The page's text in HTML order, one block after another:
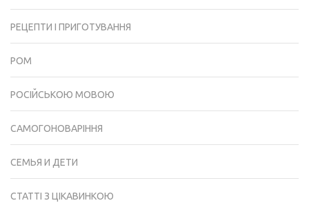
РЕЦЕПТИ І ПРИГОТУВАННЯ
РОМ
РОСІЙСЬКОЮ МОВОЮ
САМОГОНОВАРІННЯ
СЕМЬЯ И ДЕТИ
СТАТТІ З ЦІКАВИНКОЮ